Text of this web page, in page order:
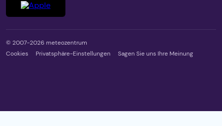
© 2007-2026 meteozentrum
Cookies
Privatsphäre-Einstellungen Sagen Sie uns Ihre Meinung